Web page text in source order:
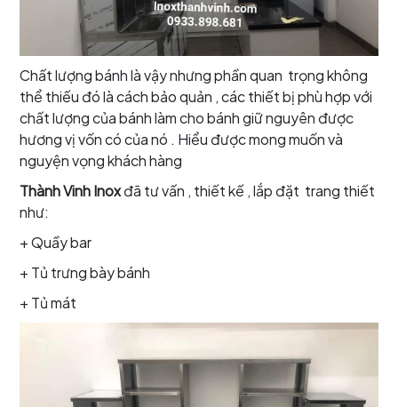
Chất lượng bánh là vậy nhưng phần quan trọng không
thể thiếu đó là cách bảo quản , các thiết bị phù hợp với
chất lượng của bánh làm cho bánh giữ nguyên được
hương vị vốn có của nó . Hiểu được mong muốn và
nguyện vọng khách hàng
Thành Vinh Inoxđã tư vấn , thiết kế , lắp đặt trang thiết
như:
+ Quầy bar
+ Tủ trưng bày bánh
+ Tủ mát